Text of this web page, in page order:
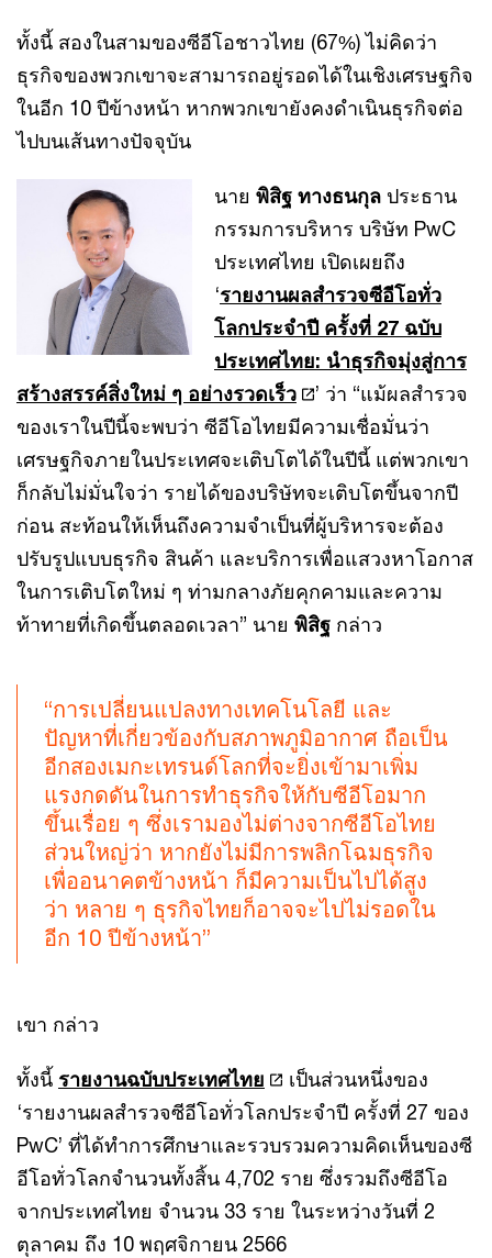
ทั้งนี้ สองในสามของซีอีโอชาวไทย (67%) ไม่คิดว่า
ธุรกิจของพวกเขาจะสามารถอยู่รอดได้ในเชิงเศรษฐกิจ
ในอีก 10 ปีข้างหน้า หากพวกเขายังคงดำเนินธุรกิจต่อ
ไปบนเส้นทางปัจจุบัน
นาย พิสิฐ ทางธนกุล ประธาน
กรรมการบริหาร บริษัท PwC
ประเทศไทย เปิดเผยถึง
‘รายงานผลสำรวจซีอีโอทั่ว
โลกประจำปี ครั้งที่ 27 ฉบับ
ประเทศไทย: นำธุรกิจมุ่งสู่การ
สร้างสรรค์สิ่งใหม่ ๆ อย่างรวดเร็ว
’ ว่า “แม้ผลสำรวจ
ของเราในปีนี้จะพบว่า ซีอีโอไทยมีความเชื่อมั่นว่า
เศรษฐกิจภายในประเทศจะเติบโตได้ในปีนี้ แต่พวกเขา
ก็กลับไม่มั่นใจว่า รายได้ของบริษัทจะเติบโตขึ้นจากปี
ก่อน สะท้อนให้เห็นถึงความจำเป็นที่ผู้บริหารจะต้อง
ปรับรูปแบบธุรกิจ สินค้า และบริการเพื่อแสวงหาโอกาส
ในการเติบโตใหม่ ๆ ท่ามกลางภัยคุกคามและความ
ท้าทายที่เกิดขึ้นตลอดเวลา” นาย พิสิฐ กล่าว
“การเปลี่ยนแปลงทางเทคโนโลยี และ
ปัญหาที่เกี่ยวข้องกับสภาพภูมิอากาศ ถือเป็น
อีกสองเมกะเทรนด์โลกที่จะยิ่งเข้ามาเพิ่ม
แรงกดดันในการทำธุรกิจให้กับซีอีโอมาก
ขึ้นเรื่อย ๆ ซึ่งเรามองไม่ต่างจากซีอีโอไทย
ส่วนใหญ่ว่า หากยังไม่มีการพลิกโฉมธุรกิจ
เพื่ออนาคตข้างหน้า ก็มีความเป็นไปได้สูง
ว่า หลาย ๆ ธุรกิจไทยก็อาจจะไปไม่รอดใน
อีก 10 ปีข้างหน้า”
เขา กล่าว
ทั้งนี้ รายงานฉบับประเทศไทย
เป็นส่วนหนึ่งของ
‘รายงานผลสำรวจซีอีโอทั่วโลกประจำปี ครั้งที่ 27 ของ
PwC’ ที่ได้ทำการศึกษาและรวบรวมความคิดเห็นของซี
อีโอทั่วโลกจำนวนทั้งสิ้น 4,702 ราย ซึ่งรวมถึงซีอีโอ
จากประเทศไทย จำนวน 33 ราย ในระหว่างวันที่ 2
ตุลาคม ถึง 10 พฤศจิกายน 2566